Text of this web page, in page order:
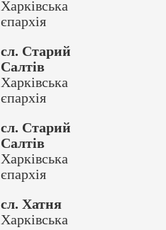
Харківська
єпархія
сл. Старий
Салтів
Харківська
єпархія
сл. Старий
Салтів
Харківська
єпархія
сл. Хатня
Харківська